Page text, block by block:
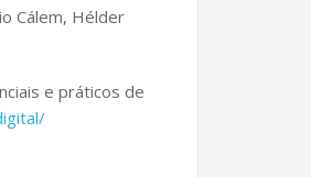
Cálem, Hélder
e práticos de